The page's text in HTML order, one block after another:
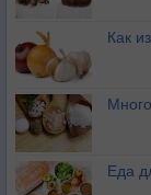
Как
Еда